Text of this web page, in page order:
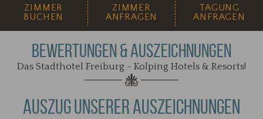
ZIMMER
BUCHEN
ZIMMER
ANFRAGEN
TAGUNG
ANFRAGEN
BEWERTUNGEN & AUSZEICHNUNGEN
Das Stadthotel Freiburg - Kolping Hotels & Resorts!
AUSZUG UNSERER AUSZEICHNUNGEN